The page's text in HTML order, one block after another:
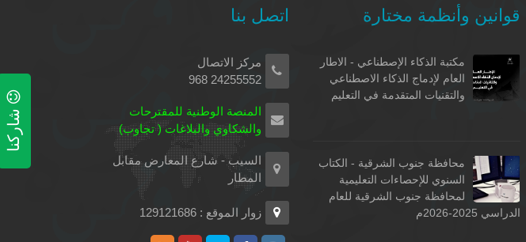
قوانين وأنظمة مختارة
مكتبة الذكاء الإصطناعي - الاطار
العام لإدماج الذكاء الاصطناعي
والتقنيات المتقدمة في التعليم
محافظة جنوب الشرقية - الكتاب
السنوي للإحصاءات التعليمية
لمحافظة جنوب الشرقية للعام
الدراسي 2025-2026م
اتصل بنا
مركز الاتصال
24255552 968
المنصة الوطنية للمقترحات
والشكاوي والبلاغات ( تجاوب)
السيب - شارع المعارض مقابل
المطار
زوار الموقع : 129121686
شاركنا